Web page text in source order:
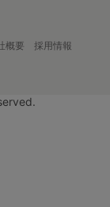
概要
採用情報